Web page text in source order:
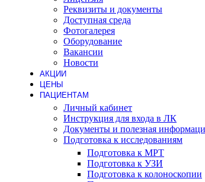
Реквизиты и документы
Доступная среда
Фотогалерея
Оборудование
Вакансии
Новости
АКЦИИ
ЦЕНЫ
ПАЦИЕНТАМ
Личный кабинет
Инструкция для входа в ЛК
Документы и полезная
Подготовка к исследованиям
Подготовка к МРТ
Подготовка к УЗИ
Подготовка к колоноскопии